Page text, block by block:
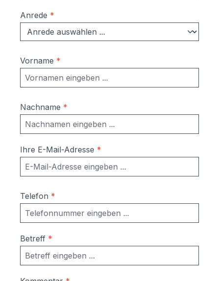
Anrede *
Vorname *
Nachname *
Ihre E-Mail-Adresse *
Telefon *
Betreff *